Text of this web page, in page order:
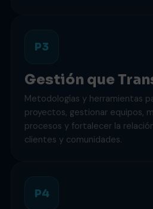
P3
Gestión que
Metodologías y herramientas
proyectos, gestionar equipos,
procesos y fortalecer la
clientes y comunidades.
P4